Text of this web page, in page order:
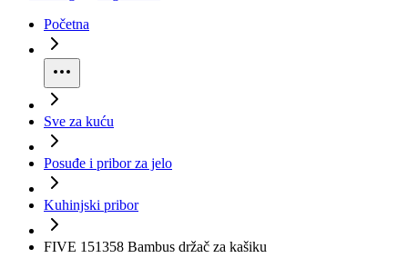
Početna
Sve za kuću
Posuđe i pribor za jelo
Kuhinjski pribor
FIVE 151358 Bambus držač za kašiku